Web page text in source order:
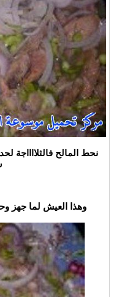
نحط المالح فالثلااااجة
وهذا العيش لما جهز